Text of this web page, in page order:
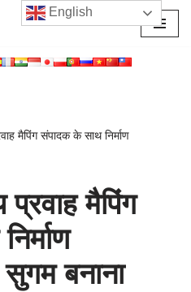
मैपिंग संपादक के साथ निर्माण
मैपिंग
सुगम बनाना
English